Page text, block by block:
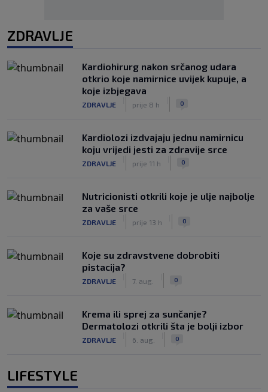
ZDRAVLJE
Kardiohirurg nakon srčanog udara
otkrio koje namirnice uvijek kupuje, a
koje izbjegava
ZDRAVLJE prije 8 h 0
Kardiolozi izdvajaju jednu namirnicu
koju vrijedi jesti za zdravije srce
ZDRAVLJE prije 11 h 0
Nutricionisti otkrili koje je ulje najbolje
za vaše srce
ZDRAVLJE prije 13 h 0
Koje su zdravstvene dobrobiti
pistacija?
ZDRAVLJE 7. aug. 0
Krema ili sprej za sunčanje?
Dermatolozi otkrili šta je bolji izbor
ZDRAVLJE 6. aug. 0
LIFESTYLE